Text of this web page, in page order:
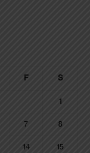
F S
1
7 8
14 15